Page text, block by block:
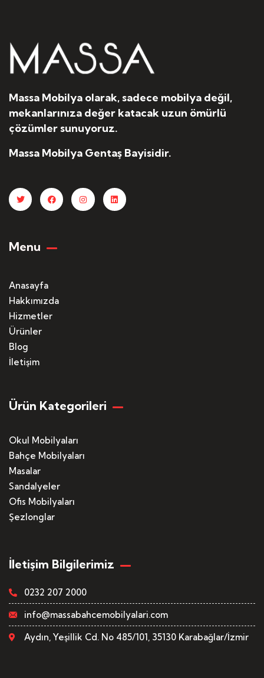
Massa Mobilya olarak, sadece mobilya değil,
mekanlarınıza değer katacak uzun ömürlü
çözümler sunuyoruz.
Massa Mobilya Gentaş Bayisidir.
Menu
Anasayfa
Hakkımızda
Hizmetler
Ürünler
Blog
İletişim
Ürün Kategorileri
Okul Mobilyaları
Bahçe Mobilyaları
Masalar
Sandalyeler
Ofis Mobilyaları
Şezlonglar
İletişim Bilgilerimiz
0232 207 2000
info@massabahcemobilyalari.com
Aydın, Yeşillik Cd. No 485/101, 35130 Karabağlar/İzmir